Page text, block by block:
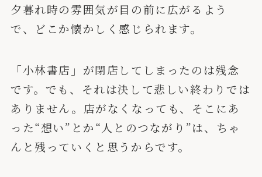
夕暮れ時の雰囲気が目の前に広がるよう
で、どこか懐かしく感じられます。
「小林書店」が閉店してしまったのは残念
です。でも、それは決して悲しい終わりでは
ありません。店がなくなっても、そこにあ
った“想い”とか“人とのつながり”は、ちゃ
んと残っていくと思うからです。